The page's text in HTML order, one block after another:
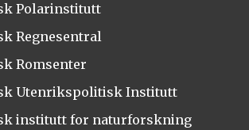
Polarinstitutt
Regnesentral
Romsenter
Utenrikspolitisk Institutt
institutt for naturforskning